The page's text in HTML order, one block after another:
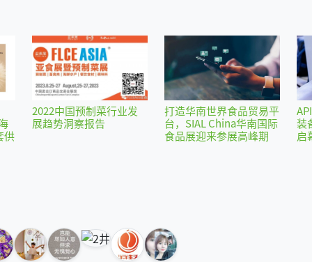
供
2022中国预制菜行业发
展趋势洞察报告
打造华南世界食品贸易平
台，SIAL China华南国际
食品展迎来参展高峰期
装
启